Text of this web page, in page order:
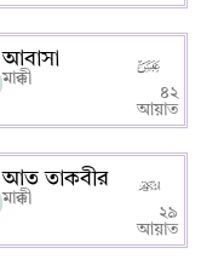
আবাসা
মাক্কী
৪২
আয়াত
আত তাকবীর
মাক্কী
২৯
আয়াত